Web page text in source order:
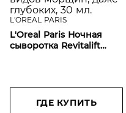
L'OREAL PARIS
L'Oreal Paris Ночная
сыворотка Revitalift
глубоких, 30 мл.
ГДЕ КУПИТЬ